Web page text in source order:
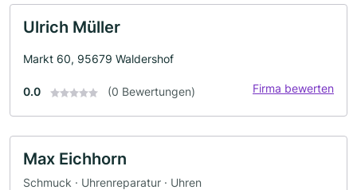
Ulrich Müller
Markt 60, 95679 Waldershof
0.0 (0 Bewertungen) Firma bewerten
Max Eichhorn
Schmuck · Uhrenreparatur · Uhren